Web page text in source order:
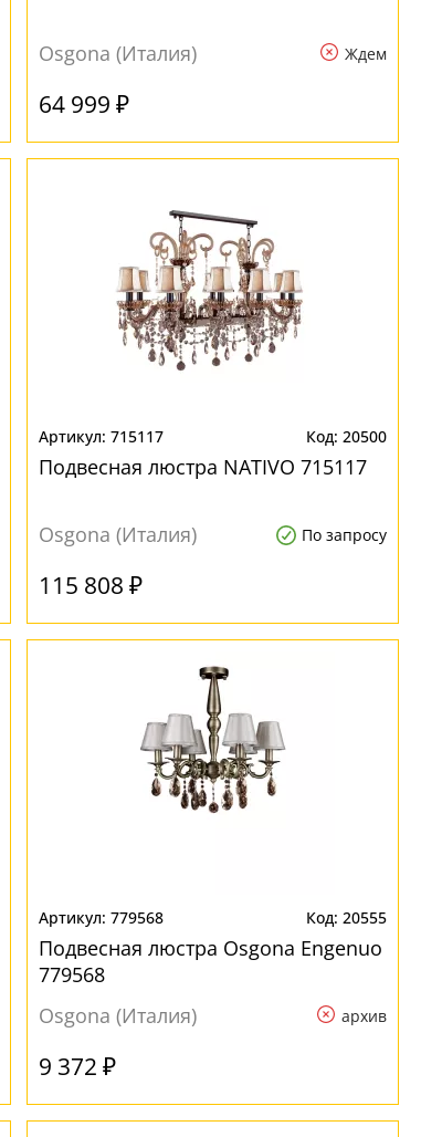
Osgona (Италия) Ждем
64 999 ₽
715117 20500
Подвесная люстра NATIVO 715117
Osgona (Италия) По запросу
115 808 ₽
779568 20555
Подвесная люстра Osgona Engenuo
779568
Osgona (Италия)
архив
9 372 ₽